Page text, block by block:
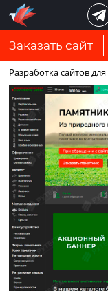
Заказать сайт
Разработка сайтов